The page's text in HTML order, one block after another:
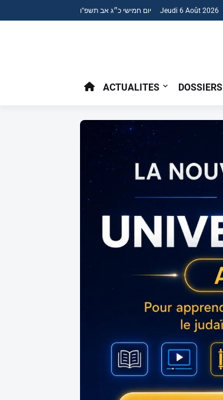
יום חמישי כ״ג אב תשפ"ו Jeudi 6 Août 2026
ACTUALITES DOSSIERS